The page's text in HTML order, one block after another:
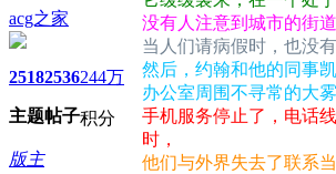
acg之家
2518
主题
2536
帖子
244万
积分
版主
没有人注意到城市的街
当人们请病假时，也没有
然后，约翰和他的同事
办公室周围不寻常的大雾
手机服务停止了，电话
时，
他们与外界失去了联系